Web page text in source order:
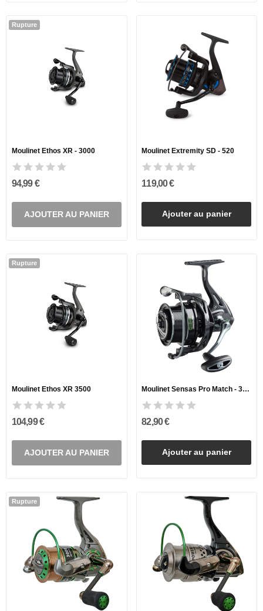
Rupture
Moulinet Ethos XR - 3000
94,99 €
AJOUTER AU PANIER
Moulinet Extremity SD - 520
119,00 €
Ajouter au panier
Rupture
Moulinet Ethos XR 3500
104,99 €
AJOUTER AU PANIER
Moulinet Sensas Pro Match - 3500
82,90 €
Ajouter au panier
Rupture